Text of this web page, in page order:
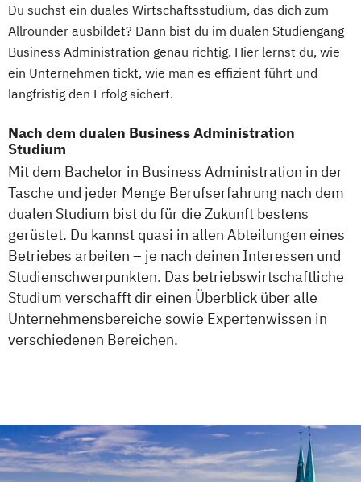
Du suchst ein duales Wirtschaftsstudium, das dich zum
Allrounder ausbildet? Dann bist du im dualen Studiengang
Business Administration genau richtig. Hier lernst du, wie
ein Unternehmen tickt, wie man es effizient führt und
langfristig den Erfolg sichert.
Nach dem dualen Business Administration
Studium
Mit dem Bachelor in Business Administration in der
Tasche und jeder Menge Berufserfahrung nach dem
dualen Studium bist du für die Zukunft bestens
gerüstet. Du kannst quasi in allen Abteilungen eines
Betriebes arbeiten – je nach deinen Interessen und
Studienschwerpunkten. Das betriebswirtschaftliche
Studium verschafft dir einen Überblick über alle
Unternehmensbereiche sowie Expertenwissen in
verschiedenen Bereichen.